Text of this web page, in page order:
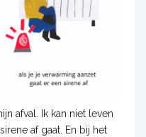
afval. Ik kan niet leven
af gaat. En bij het